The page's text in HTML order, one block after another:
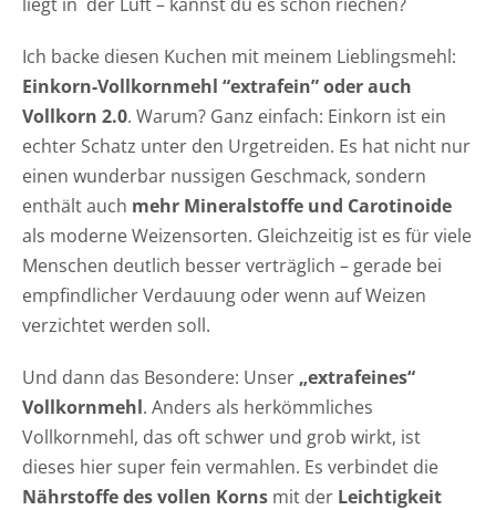
Ich backe diesen Kuchen mit meinem Lieblingsmehl:
Einkorn-Vollkornmehl “extrafein” oder auch
Vollkorn 2.0. Warum? Ganz einfach: Einkorn ist ein
echter Schatz unter den Urgetreiden. Es hat nicht nur
einen wunderbar nussigen Geschmack, sondern
enthält auch mehr Mineralstoffe und Carotinoide
als moderne Weizensorten. Gleichzeitig ist es für viele
Menschen deutlich besser verträglich – gerade bei
empfindlicher Verdauung oder wenn auf Weizen
verzichtet werden soll.
Und dann das Besondere: Unser „extrafeines“
Vollkornmehl. Anders als herkömmliches
Vollkornmehl, das oft schwer und grob wirkt, ist
dieses hier super fein vermahlen. Es verbindet die
Nährstoffe des vollen Kornsmit der Leichtigkeit